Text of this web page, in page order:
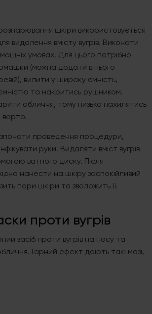
шкіри використовується
видалення вмісту вугрів. Виконати
умовах. Для цього потрібно
(можна додати в нього
вилити у широку ємність,
та накритись рушником.
обличчя, тому низько нахилятись
проведення процедури,
руки. Видаляти вміст вугрів
ватного диску. Після
нанести на шкіру заспокійливий
пори шкіри та зволожить її.
проти вугрів
засіб проти вугрів на носу та
Гарний ефект дають такі мазі,